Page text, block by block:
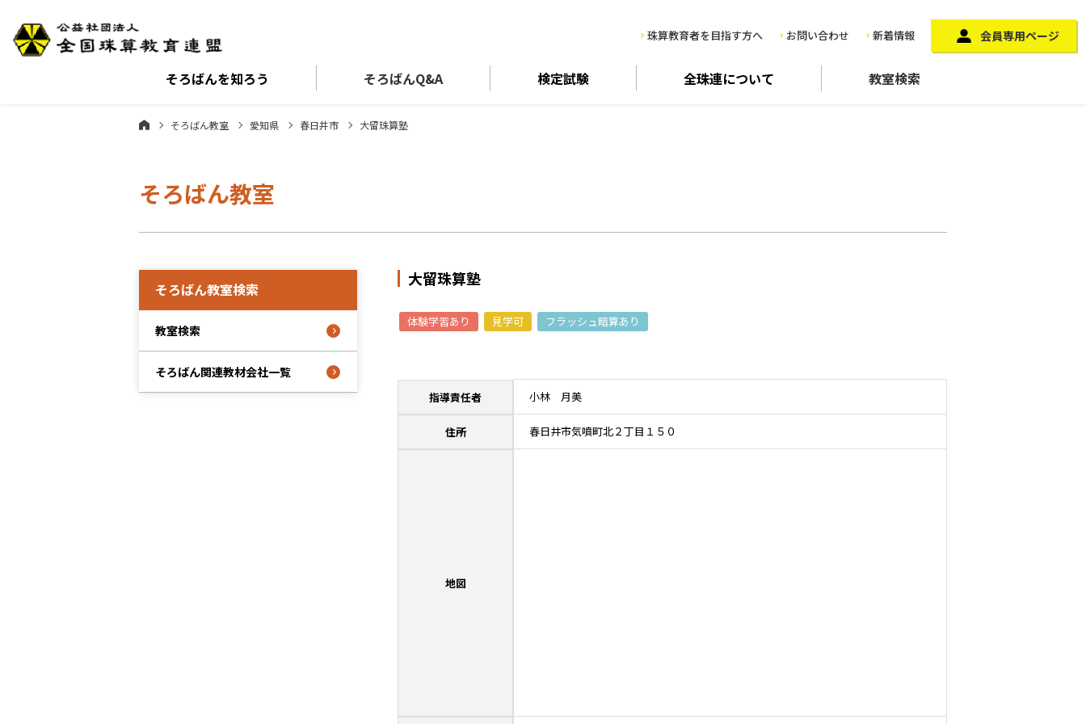
珠算教育者を目指す方へ お問い合わせ 新着情報 会員専用ページ
そろばんを知ろう そろばんQ&A 検定試験 全珠連について 教室検索
そろばん教室 愛知県 春日井市 大留珠算塾
そろばん教室
大留珠算塾
体験学習あり 見学可 フラッシュ暗算あり
指導責任者 小林 月美
住所 春日井市気噴町北２丁目１５０
地図
そろばん教室検索
教室検索
そろばん関連教材会社一覧